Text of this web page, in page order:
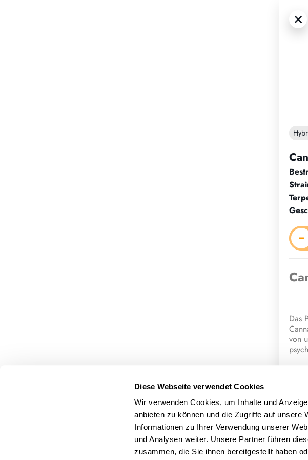
Diese Webseite verwendet Cookies
Wir verwenden Cookies, um Inhalte und
anbieten zu können und die Zugriffe auf unsere
Informationen zu Ihrer Verwendung unserer
und Analysen weiter. Unsere Partner führen
zusammen, die Sie ihnen bereitgestellt haben
Das
von